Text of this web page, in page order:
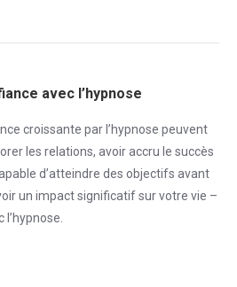
avec l’hypnose
croissante par l’hypnose peuvent
les relations, avoir accru le succès
d’atteindre des objectifs avant
un impact significatif sur votre vie –